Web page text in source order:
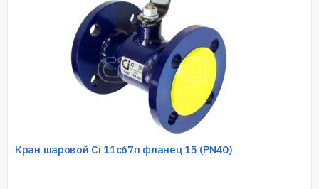
Кран шаровой Ci 11с67п фланец 15 (PN40)